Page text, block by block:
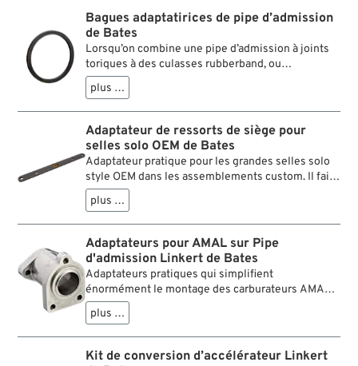
Bagues adaptatirices de pipe d’admission
de Bates
Lorsqu’on combine une pipe d’admission à joints
toriques à des culasses rubberband, ou
inversement, il se forme un espace. On peut
élégamment le combler avec ces bagues
d’adaptation et obtenir ainsi un bon plan de joint
pour les nouveaux rubberbands.
plus …
Adaptateur de ressorts de siège pour
selles solo OEM de Bates
Adaptateur pratique pour les grandes selles solo
style OEM dans les assemblements custom. Il fait
en sorte que les ressorts en spirale sont fixés dans
la bonne position et avec des écarts correctes lors
de leur emploi avec le LeBeeF ou d'autres
supports à ressorts similaires.
plus …
Adaptateurs pour AMAL sur Pipe
d'admission Linkert de Bates
Adaptateurs pratiques qui simplifient
énormément le montage des carburateurs AMAL
sur une Harley classique.
plus …
Kit de conversion d’accélérateur Linkert